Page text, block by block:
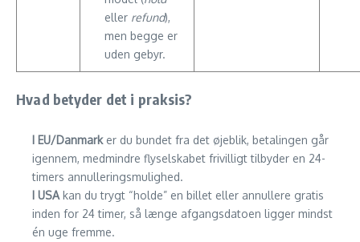
eller refund),
men begge er
uden gebyr.
Hvad betyder det i praksis?
I EU/Danmarker du bundet fra det øjeblik, betalingen går
igennem, medmindre flyselskabet frivilligt tilbyder en 24-
timers annulleringsmulighed.
I USA kan du trygt “holde” en billet eller annullere gratis
inden for 24 timer, så længe afgangsdatoen ligger mindst
én uge fremme.